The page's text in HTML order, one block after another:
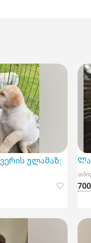
ბათუმში და
ულამაზესი